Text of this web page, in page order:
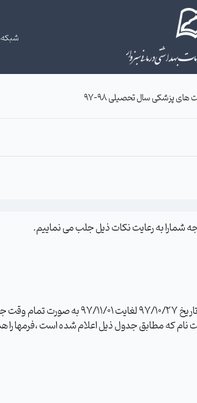
پزشکی سال تحصیلی 98–97
کلیه پذیرفته شدگان موظفند با مراجعه به سایت دانشگاه
نام که مطابق جدول ذیل اعلام شده است ،فرمها را